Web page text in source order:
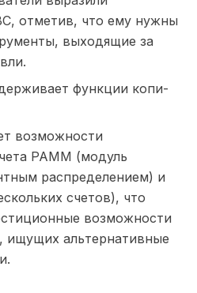
отметив, что ему нужны
выходящие за
функции копи-
возможности
PAMM (модуль
распределением) и
счетов), что
возможности
ищущих альтернативные